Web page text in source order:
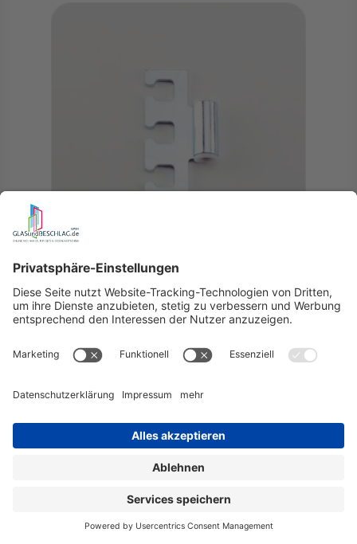
WSS OBJEKT Rahmenteil für Zargen für VX
verzinkt
Art.-Nr.: 21.440.0000.010
23,16 €